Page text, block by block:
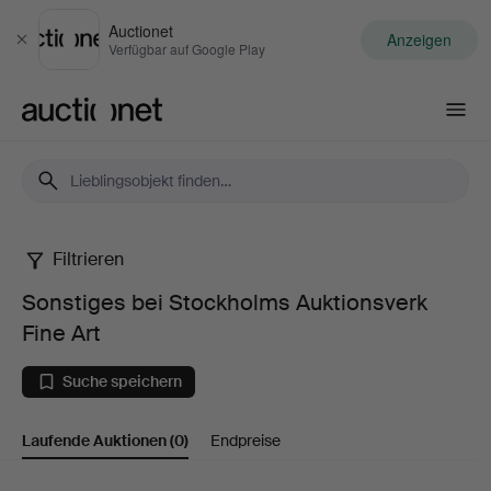
Schließen
Auctionet
Verfügbar auf Google Play Anzeigen
Sonstiges
bei
Stockholms
Auktionsverk
Filtrieren
Sonstiges bei Stockholms Auktionsverk
Fine Art
Suche speichern
Laufende Auktionen(0) Endpreise